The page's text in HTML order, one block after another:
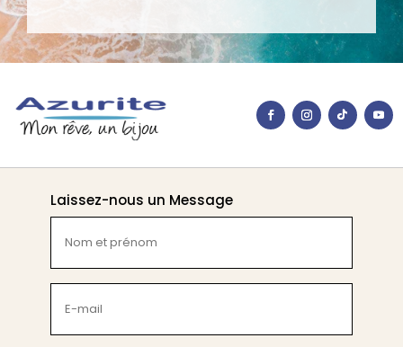
Laissez-nous un Message
et
prénom
(Nécessaire)
mail
(Nécessaire)